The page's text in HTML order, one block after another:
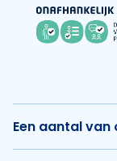
Een aantal